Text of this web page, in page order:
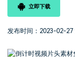
客
AI 视频续写
声音
文本
品牌合作故事
其他
产品支持
产品信息
登录
立即下载
发布时间：2023-02-27